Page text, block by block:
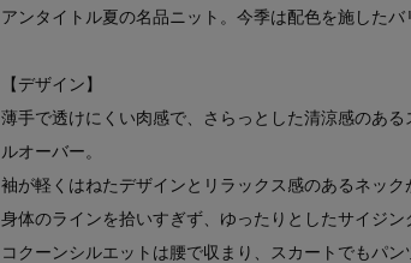
アンタイトル夏の名品ニット。今季は配色を施したバ
【デザイン】
薄手で透けにくい肉感で、さらっとした清涼感のあ
ルオーバー。
袖が軽くはねたデザインとリラックス感のあるネック
身体のラインを拾いすぎず、ゆったりとしたサイジン
コクーンシルエットは腰で収まり、スカートでもパ